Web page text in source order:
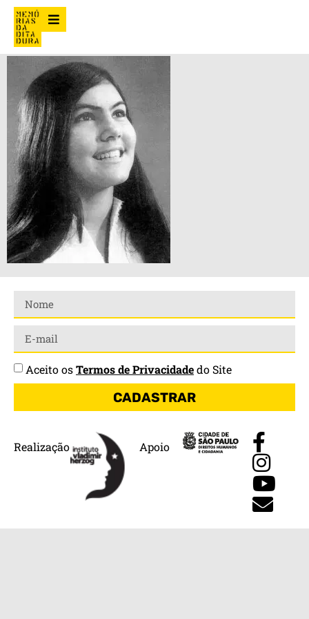
Realização Apoio
Aceito osTermos de Privacidadedo Site
CADASTRAR